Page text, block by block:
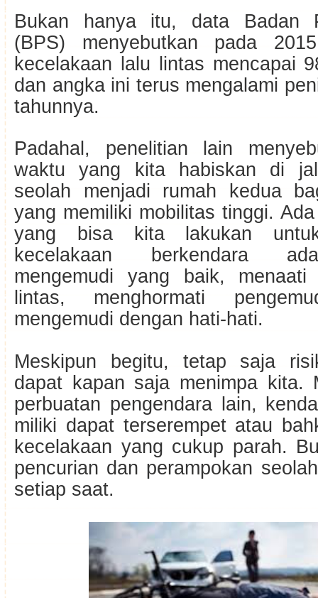
Bukan hanya itu, data Badan
(BPS) menyebutkan pada
kecelakaan lalu lintas mencapai
dan angka ini terus mengalami
tahunnya.
Padahal, penelitian lain
waktu yang kita habiskan di
seolah menjadi rumah kedua
yang memiliki mobilitas tinggi.
yang bisa kita lakukan untuk
kecelakaan berkendara
mengemudi yang baik, menaati
lintas, menghormati
mengemudi dengan hati-hati.
Meskipun begitu, tetap saja
dapat kapan saja menimpa kita.
perbuatan pengendara lain,
miliki dapat terserempet atau
kecelakaan yang cukup parah.
pencurian dan perampokan
setiap saat.